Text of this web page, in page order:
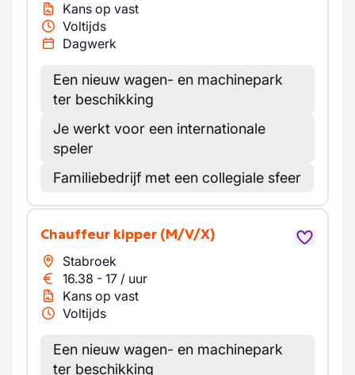
Kans op vast
Voltijds
Dagwerk
Een nieuw wagen- en machinepark
ter beschikking
Je werkt voor een internationale
speler
Familiebedrijf met een collegiale sfeer
Chauffeur kipper (M/V/X)
Stabroek
16.38 - 17 / uur
Kans op vast
Voltijds
Een nieuw wagen- en machinepark
ter beschikking